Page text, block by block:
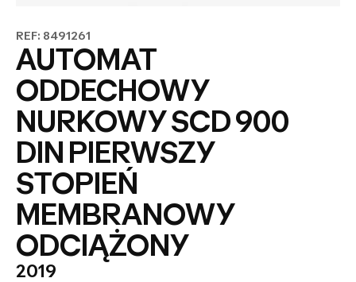
REF: 8491261
AUTOMAT
ODDECHOWY
NURKOWY SCD 900
DIN PIERWSZY
STOPIEŃ
MEMBRANOWY
ODCIĄŻONY
2019